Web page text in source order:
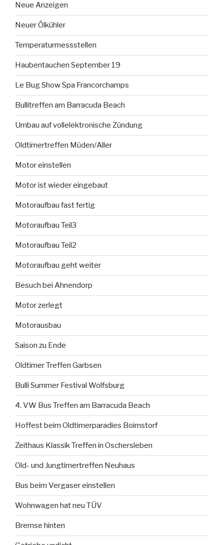
Neue Anzeigen
Neuer Ölkühler
Temperaturmessstellen
Haubentauchen September 19
Le Bug Show Spa Francorchamps
Bullitreffen am Barracuda Beach
Umbau auf vollelektronische Zündung
Oldtimertreffen Müden/Aller
Motor einstellen
Motor ist wieder eingebaut
Motoraufbau fast fertig
Motoraufbau Teil3
Motoraufbau Teil2
Motoraufbau geht weiter
Besuch bei Ahnendorp
Motor zerlegt
Motorausbau
Saison zu Ende
Oldtimer Treffen Garbsen
Bulli Summer Festival Wolfsburg
4. VW Bus Treffen am Barracuda Beach
Hoffest beim Oldtimerparadies Boimstorf
Zeithaus Klassik Treffen in Oschersleben
Old- und Jungtimertreffen Neuhaus
Bus beim Vergaser einstellen
Wohnwagen hat neu TÜV
Bremse hinten